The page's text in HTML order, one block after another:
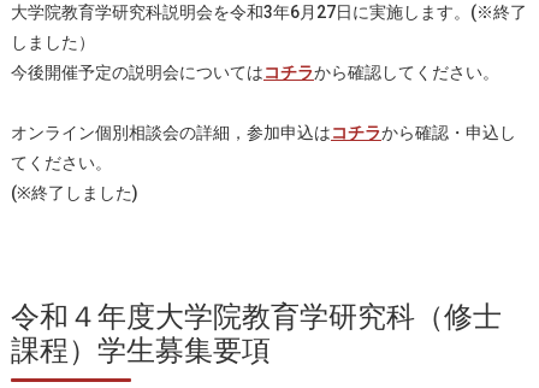
大学院教育学研究科説明会を令和3年6月27日に実施します。(※終了
しました）
今後開催予定の説明会についてはコチラから確認してください。
オンライン個別相談会の詳細，参加申込はコチラから確認・申込し
てください。
(※終了しました)
令和４年度大学院教育学研究科（修士
課程）学生募集要項